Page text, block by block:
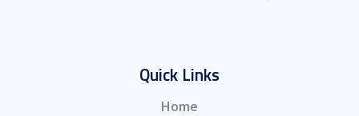
Quick Links
Home